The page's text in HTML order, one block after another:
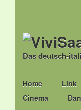
Das deutsch-
Main menu
Skip
to
content
Home Link
Cinema